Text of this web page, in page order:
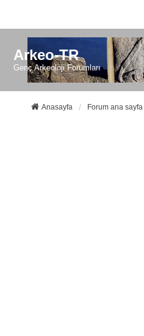
Arkeo-TR
Genç Arkeoloji Forumları
Anasayfa Forum ana sayfa